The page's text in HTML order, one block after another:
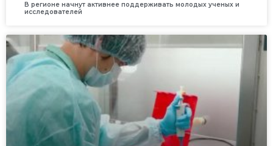
В регионе начнут активнее поддерживать молодых ученых и
исследователей